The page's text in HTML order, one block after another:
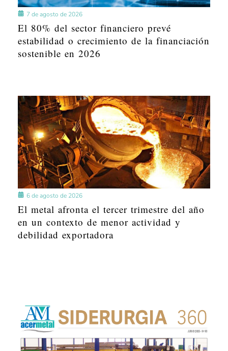
7 de agosto de 2026
El 80% del sector financiero prevé
estabilidad o crecimiento de la financiación
sostenible en 2026
6 de agosto de 2026
El metal afronta el tercer trimestre del año
en un contexto de menor actividad y
debilidad exportadora